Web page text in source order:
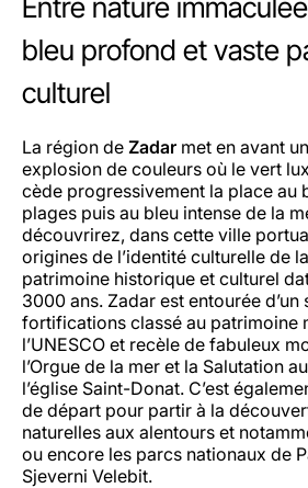
bleu profond et vaste
culturel
La région de Zadar met en avant
explosion de couleurs où le vert
cède progressivement la place au
plages puis au bleu intense de la
découvrirez, dans cette ville
origines de l’identité culturelle de
patrimoine historique et culturel
3000 ans. Zadar est entourée
fortifications classé au patrimoine
l’UNESCO et recèle de fabuleux
l’Orgue de la mer et la Salutation
l’église Saint-Donat. C’est
de départ pour partir à la
naturelles aux alentours et
ou encore les parcs nationaux de
Sjeverni Velebit.